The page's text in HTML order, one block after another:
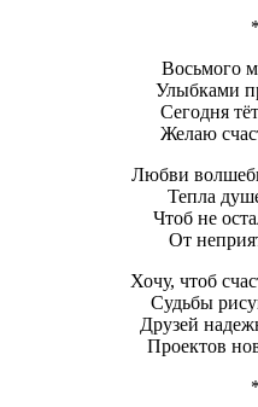
Восьмого
Улыбками
Сегодня
Желаю
Любви
Тепла
Чтоб не
От
Хочу, чтоб
Судьбы
Друзей
Проектов